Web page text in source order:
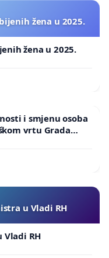
žena u 2025.
žena u 2025.
i smjenu osoba
vrtu Grada
u Vladi RH
RH